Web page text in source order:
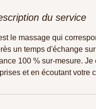
du service
le massage qui
un temps d'échange
100 % sur-mesure.
et en écoutant votre